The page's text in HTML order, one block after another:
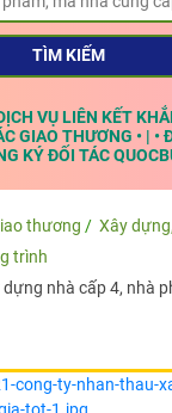
TÌM KIẾM
VỤ LIÊN KẾT
GIAO THƯƠNG • | •
KÝ ĐỐI TÁC
thương
Xây
trình
nhà cấp 4, nhà